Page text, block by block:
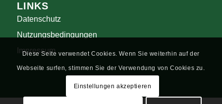
LINKS
Datenschutz
Nutzungsbedingungen
Impressum
Diese Seite verwendet Cookies. Wenn Sie weiterhin auf der
Webseite surfen, stimmen Sie der Verwendung von Cookies zu.
Einstellungen akzeptieren